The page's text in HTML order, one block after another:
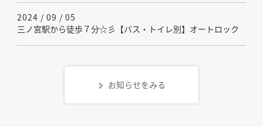
2024 / 09 / 05
三ノ宮駅から徒歩７分☆彡【バス・トイレ別】オートロック
お知らせをみる